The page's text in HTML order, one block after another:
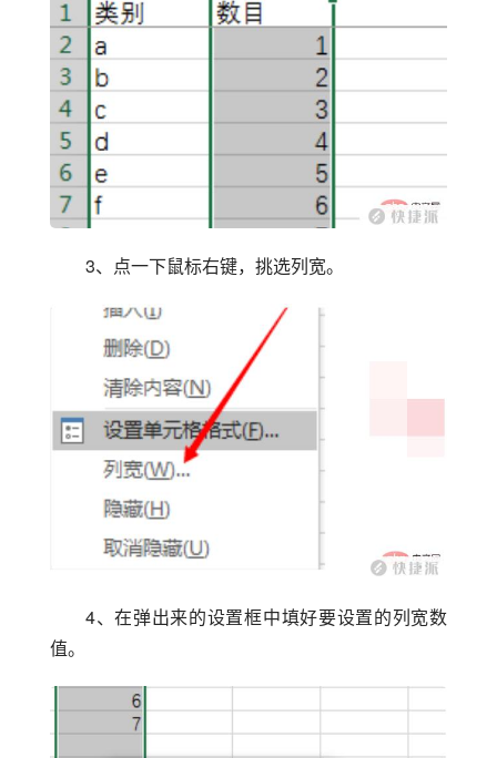
3、点一下鼠标右键，挑选列宽。
4、在弹出来的设置框中填好要设置的列宽数
值。